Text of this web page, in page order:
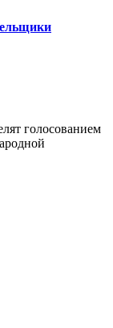
голосованием